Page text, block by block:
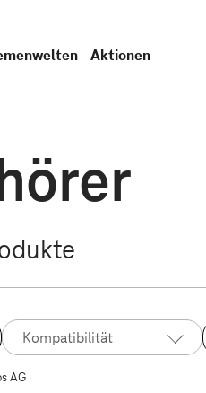
Aktionen
Kompatibilität
AG